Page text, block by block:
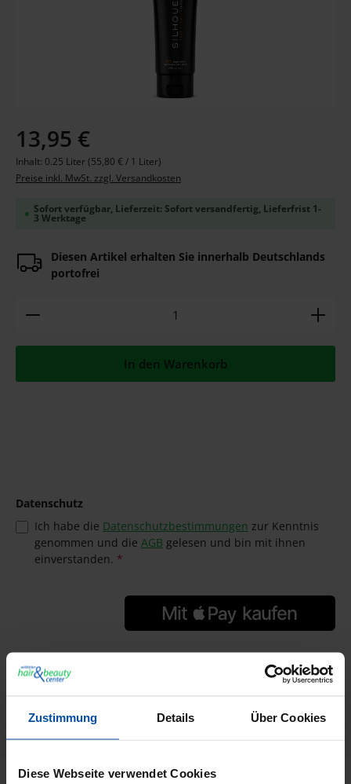
Zustimmung Details Über Cookies
Diese Webseite verwendet Cookies
Regulärer Preis:
13,95 €
Inhalt: 0.25 Liter(55,80 € / 1 Liter)
Preise inkl. MwSt. zzgl. Versandkosten
Sofort verfügbar, Lieferzeit: Sofort versandfertig, Lieferfrist 1-
3 Werktage
Diesen Artikel erhalten Sie innerhalb Deutschlands
portofrei
Produkt Anzahl: Gib den gewünschten Wert ein
In den Warenkorb
Datenschutz
Ich habe die Datenschutzbestimmungen zur Kenntnis
genommen und die AGB gelesen und bin mit ihnen
einverstanden. *
GTIN/EAN:
4045787179422
Hersteller:
Herstellernummer: